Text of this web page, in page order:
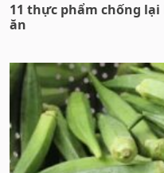
11 thực phẩm chống
ăn